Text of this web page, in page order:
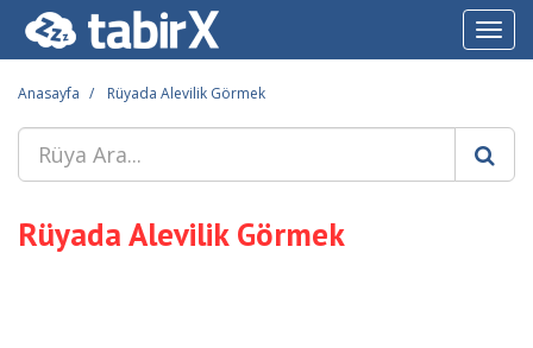
Anasayfa Rüyada Alevilik Görmek
Rüyada Alevilik Görmek